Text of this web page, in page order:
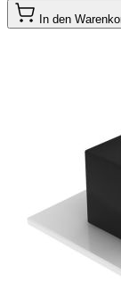
In den